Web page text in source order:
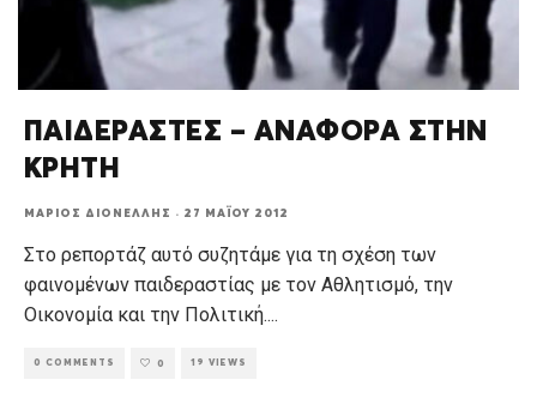
ΠΑΙΔΕΡΑΣΤΕΣ – ΑΝΑΦΟΡΑ ΣΤΗΝ
ΚΡΗΤΗ
ΜΆΡΙΟΣ ΔΙΟΝΈΛΛΗΣ · 27 ΜΑΪ́ΟΥ 2012
Στο ρεπορτάζ αυτό συζητάμε για τη σχέση των
φαινομένων παιδεραστίας με τον Αθλητισμό, την
Οικονομία και την Πολιτική....
0 COMMENTS 0 19 VIEWS